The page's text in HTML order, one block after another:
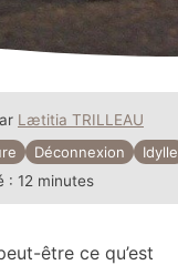
Lætitia TRILLEAU
Déconnexion Idylle
: 12 minutes
être ce qu’est